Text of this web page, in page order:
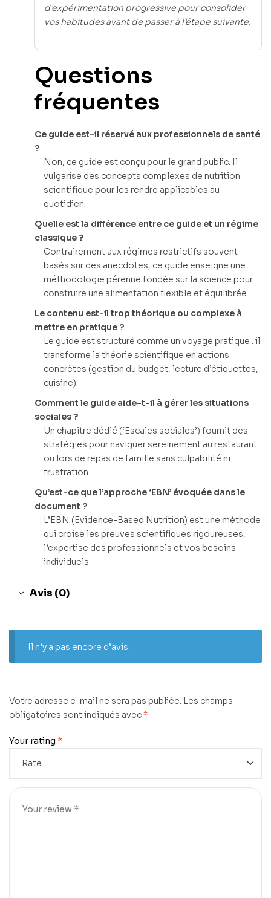
d’expérimentation progressive pour consolider
vos habitudes avant de passer à l’étape suivante.
Questions
fréquentes
Ce guide est-il réservé aux professionnels de santé
?
Non, ce guide est conçu pour le grand public. Il
vulgarise des concepts complexes de nutrition
scientifique pour les rendre applicables au
quotidien.
Quelle est la différence entre ce guide et un régime
classique ?
Contrairement aux régimes restrictifs souvent
basés sur des anecdotes, ce guide enseigne une
méthodologie pérenne fondée sur la science pour
construire une alimentation flexible et équilibrée.
Le contenu est-il trop théorique ou complexe à
mettre en pratique ?
Le guide est structuré comme un voyage pratique : il
transforme la théorie scientifique en actions
concrètes (gestion du budget, lecture d’étiquettes,
cuisine).
Comment le guide aide-t-il à gérer les situations
sociales ?
Un chapitre dédié (‘Escales sociales’) fournit des
stratégies pour naviguer sereinement au restaurant
ou lors de repas de famille sans culpabilité ni
frustration.
Qu’est-ce que l’approche ‘EBN’ évoquée dans le
document ?
L’EBN (Evidence-Based Nutrition) est une méthode
qui croise les preuves scientifiques rigoureuses,
l’expertise des professionnels et vos besoins
individuels.
Avis (0)
Il n’y a pas encore d’avis.
Votre adresse e-mail ne sera pas publiée. Les champs
obligatoires sont indiqués avec*
Your rating *